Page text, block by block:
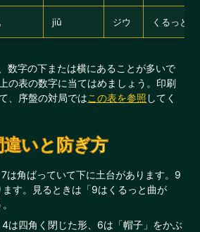
jiǔ ジウ くるっと
数字の下または横にあることが多いで
の表の数字に当てはめましょう。印刷
、序盤の対局ではこの表を参照 してく
いと防ぎ方
は角ばっていて下に土台があります。9
す。見るときは「9はくるっと曲が
は四角く閉じた形、6は「帽子」をかぶ